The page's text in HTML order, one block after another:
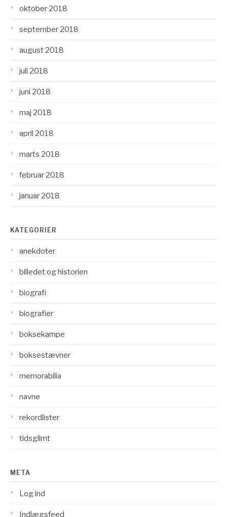
oktober 2018
september 2018
august 2018
juli 2018
juni 2018
maj 2018
april 2018
marts 2018
februar 2018
januar 2018
KATEGORIER
anekdoter
billedet og historien
biografi
biografier
boksekampe
boksestævner
memorabilia
navne
rekordlister
tidsglimt
META
Log ind
Indlægsfeed